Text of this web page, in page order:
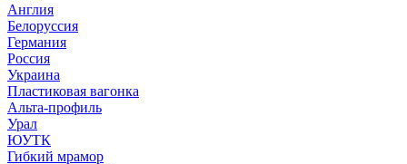
Англия
Белоруссия
Германия
Россия
Украина
Пластиковая вагонка
Альта-профиль
Урал
ЮУТК
Гибкий мрамор